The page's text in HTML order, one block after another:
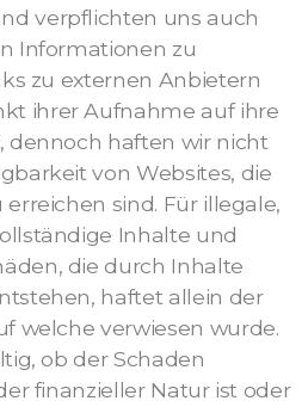
verpflichten uns auch
Informationen zu
zu externen Anbietern
ihrer Aufnahme auf ihre
dennoch haften wir nicht
von Websites, die
sind. Für illegale,
Inhalte und
die durch Inhalte
haftet allein der
welche verwiesen wurde.
ob der Schaden
finanzieller Natur ist oder